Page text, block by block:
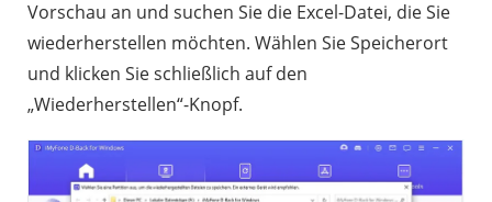
Vorschau an und suchen Sie die Excel-Datei, die Sie
wiederherstellen möchten. Wählen Sie Speicherort
und klicken Sie schließlich auf den
„Wiederherstellen“-Knopf.